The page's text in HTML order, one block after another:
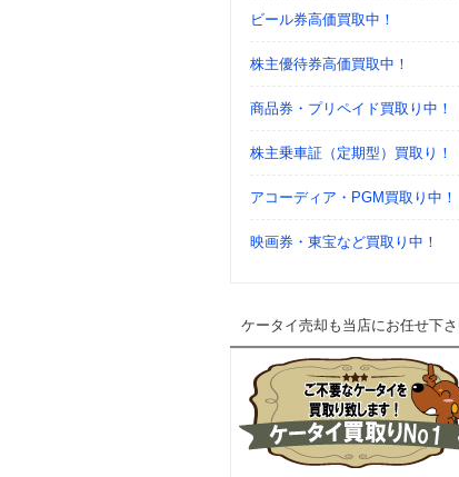
ビール券高価買取中！
株主優待券高価買取中！
商品券・プリペイド買取り中！
株主乗車証（定期型）買取り！
アコーディア・PGM買取り中！
映画券・東宝など買取り中！
ケータイ売却も当店にお任せ下さ